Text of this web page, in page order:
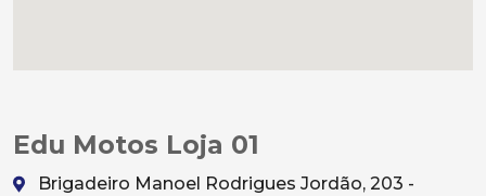
Edu Motos Loja 01
Brigadeiro Manoel Rodrigues Jordão, 203 -